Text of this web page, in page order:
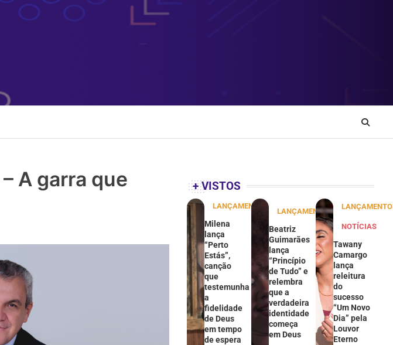
A garra que
+ VISTOS
LANÇAMENTOS
Milena
lança
“Perto
Estás”,
canção
que
testemunha
a
fidelidade
de Deus
em tempo
de espera
LANÇAMENTOS
Beatriz
Guimarães
lança
“Princípio
de Tudo” e
relembra
que a
verdadeira
identidade
começa
em Deus
NOTÍCIAS
Tawany
Camargo
lança
releitura
do
sucesso
“Um Novo
Dia” pela
Louvor
Eterno